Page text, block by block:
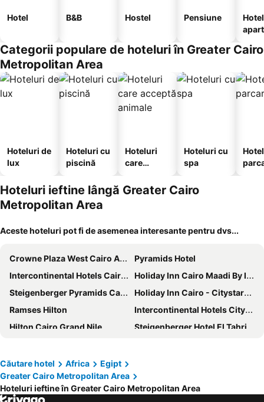
Hotel B&B Hostel Pensiune
Categorii populare de hoteluri în Greater Cairo
Metropolitan Area
Hoteluri de
lux
Hoteluri cu
piscină
Hoteluri
care
animale
Hoteluri cu
spa
Hoteluri ieftine lângă Greater Cairo
Metropolitan Area
Aceste hoteluri pot fi de asemenea interesante pentru dvs...
Crowne Plaza West Cairo Arkan By Ihg
Pyramids Hotel
Intercontinental Hotels Cairo Semiramis By Ihg
Holiday Inn Cairo Maadi By Ihg
Steigenberger Pyramids Cairo
Holiday Inn Cairo - Citystars By Ihg
Ramses Hilton
Intercontinental Hotels Citystars Cairo By Ihg
Hilton Cairo Grand Nile
Steigenberger Hotel El Tahrir Cairo
Fairmont Nile City
Marriott Mena House, Cairo
Giza Pyramids View Inn
Hilton Cairo Zamalek Residences
Safir Hotel Cairo
Căutare hotel Africa
Egipt
Greater Cairo Metropolitan Area
Hoteluri ieftine în Greater Cairo Metropolitan Area